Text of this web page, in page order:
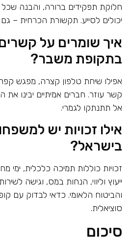
חלוקת תפקידים ברורה, והבנה
יכולים לסייע. תקשורת הכרחית –
איך שומרים על
בתקופת משבר?
אפילו שיחת טלפון קצרה, מפגש
קשר עוזר. חברים אמיתיים יבינו את
אל תתנתקו לגמרי.
אילו זכויות יש
בישראל?
זכויות כוללות תמיכה כלכלית, ימי
ייעוץ וליווי, הנחות במס, וגישה
והביטוח הלאומי. כדאי לבדוק עם
סוציאלית.
סיכום